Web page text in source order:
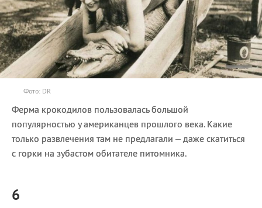
Фото: DR
Ферма крокодилов пользовалась большой
популярностью у американцев прошлого века. Какие
только развлечения там не предлагали – даже скатиться
с горки на зубастом обитателе питомника.
6